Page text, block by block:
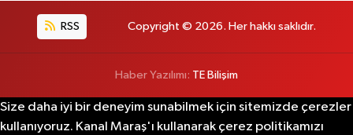
RSS Copyright © 2026. Her hakkı saklıdır.
Haber Yazılımı: TE Bilişim
Size daha iyi bir deneyim sunabilmek için sitemizde çerezler
kullanıyoruz. Kanal Maraş'ı kullanarak çerez politikamızı